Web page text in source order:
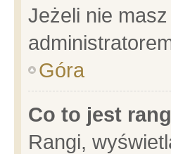
Jeżeli nie
Góra
Co to jest
Rangi,